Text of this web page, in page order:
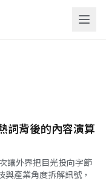
詞背後的內容演算
讓外界把目光投向字節
產業角度拆解訊號，